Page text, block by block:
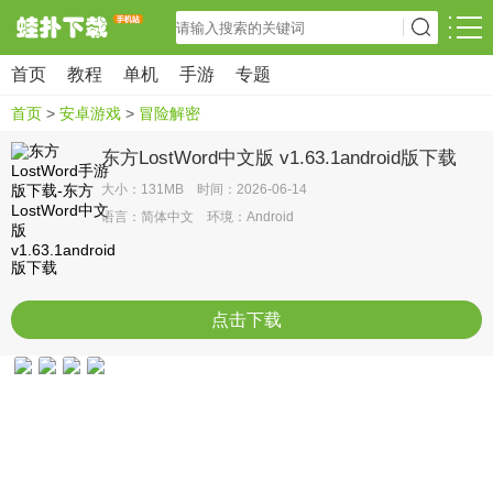
首页 教程 单机 手游 专题
首页 > 安卓游戏 > 冒险解密
东方LostWord中文版 v1.63.1android版下载
大小：131MB 时间：2026-06-14
语言：简体中文 环境：Android
点击下载